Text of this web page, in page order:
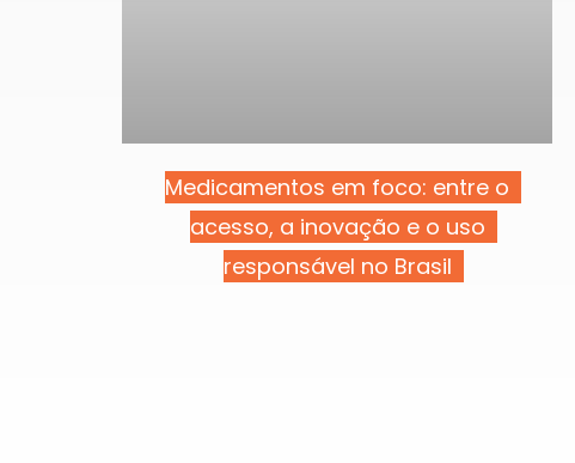
Medicamentos em foco: entre o
acesso, a inovação e o uso
responsável no Brasil